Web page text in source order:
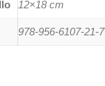
12×18 cm
978-956-6107-21-7